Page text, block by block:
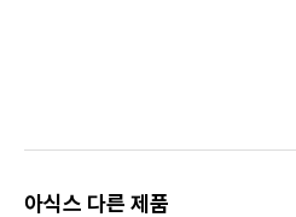
아식스 다른 제품